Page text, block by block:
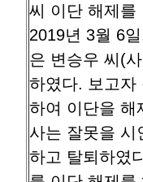
씨 이단 해제를
2019년 3월 6
은 변승우 씨(
하였다. 보고자
하여 이단을 해
사는 잘못을 시
하고 탈퇴하였